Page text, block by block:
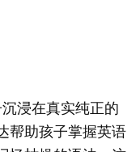
浸在真实纯正的
帮助孩子掌握英语